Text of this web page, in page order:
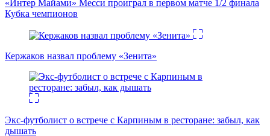
«Интер Майами» Месси проиграл в первом матче 1/2 финала
Кубка чемпионов
Кержаков назвал проблему «Зенита»
Экс-футболист о встрече с Карпиным в ресторане: забыл, как
дышать